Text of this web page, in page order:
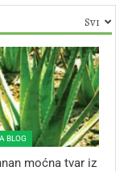
Svi
BLOG
moćna tvar iz